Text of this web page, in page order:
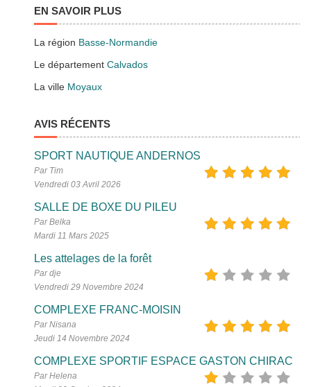
EN SAVOIR PLUS
La région Basse-Normandie
Le départementCalvados
La ville Moyaux
AVIS RÉCENTS
SPORT NAUTIQUE ANDERNOS
Par Tim
Vendredi 03 Avril 2026
SALLE DE BOXE DU PILEU
Par Belka
Mardi 11 Mars 2025
Les attelages de la forêt
Par dje
Vendredi 29 Novembre 2024
COMPLEXE FRANC-MOISIN
Par Nisana
Jeudi 14 Novembre 2024
COMPLEXE SPORTIF ESPACE GASTON CHIRAC
Par Helena